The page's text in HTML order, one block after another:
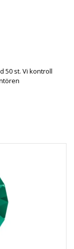
50 st. Vi kontroll